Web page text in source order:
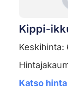
Kippi-
Keskihinta:
Katso hinta